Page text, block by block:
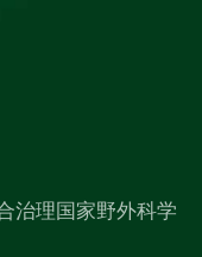
治理国家野外科学